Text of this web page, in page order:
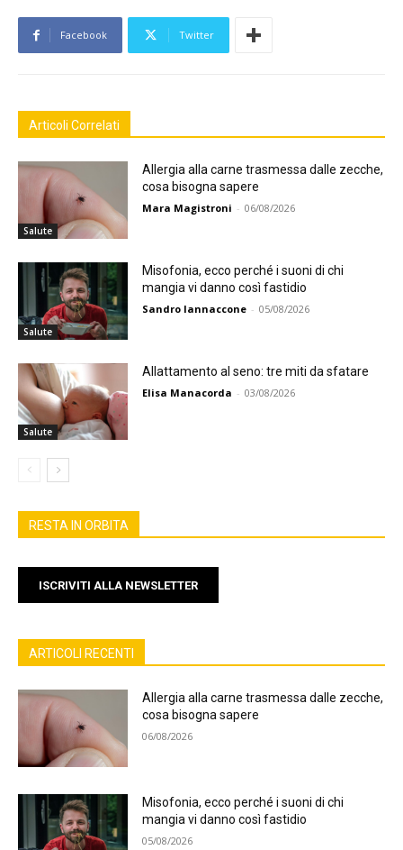
Facebook Twitter
Articoli Correlati
Salute
Allergia alla carne trasmessa dalle zecche,
cosa bisogna sapere
Mara Magistroni - 06/08/2026
Salute
Misofonia, ecco perché i suoni di chi
mangia vi danno così fastidio
Sandro Iannaccone - 05/08/2026
Salute
Allattamento al seno: tre miti da sfatare
Elisa Manacorda - 03/08/2026
RESTA IN ORBITA
ISCRIVITI ALLA NEWSLETTER
ARTICOLI RECENTI
Allergia alla carne trasmessa dalle zecche,
cosa bisogna sapere
06/08/2026
Misofonia, ecco perché i suoni di chi
mangia vi danno così fastidio
05/08/2026